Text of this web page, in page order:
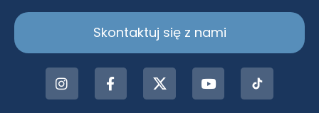
Skontaktuj się z nami